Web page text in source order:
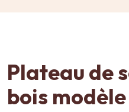
Plateau de
bois